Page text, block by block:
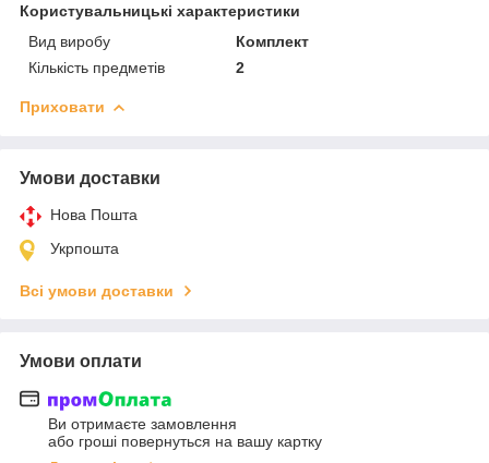
Користувальницькі характеристики
Вид виробу
Комплект
Кількість предметів
2
Приховати
Умови доставки
Нова Пошта
Укрпошта
Всі умови доставки
Умови оплати
Ви отримаєте замовлення
або гроші повернуться на вашу картку